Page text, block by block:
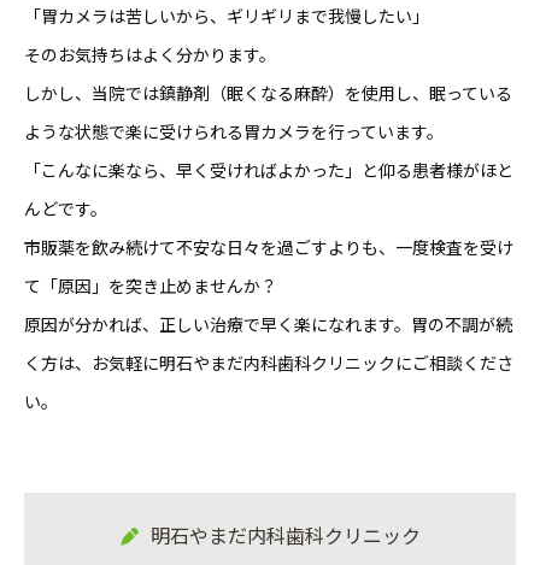
「胃カメラは苦しいから、ギリギリまで我慢したい」
そのお気持ちはよく分かります。
しかし、当院では鎮静剤（眠くなる麻酔）を使用し、眠っている
ような状態で楽に受けられる胃カメラを行っています。
「こんなに楽なら、早く受ければよかった」と仰る患者様がほと
んどです。
市販薬を飲み続けて不安な日々を過ごすよりも、一度検査を受け
て「原因」を突き止めませんか？
原因が分かれば、正しい治療で早く楽になれます。胃の不調が続
く方は、お気軽に明石やまだ内科歯科クリニックにご相談くださ
い。
明石やまだ内科歯科クリニック